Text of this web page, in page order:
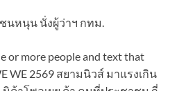
นหนุน นั่งผู้ว่าฯ กทม.